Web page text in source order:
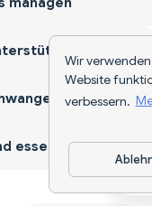
Wir
Website
verbessern.
Acerola Cherry
Adaptogen Coffee
Adaptogen
Weitere Tools
essen